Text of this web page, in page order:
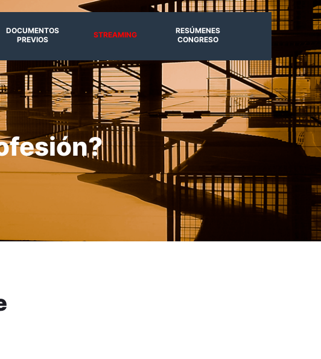
DOCUMENTOS
PREVIOS
STREAMING
RESÚMENES
CONGRESO